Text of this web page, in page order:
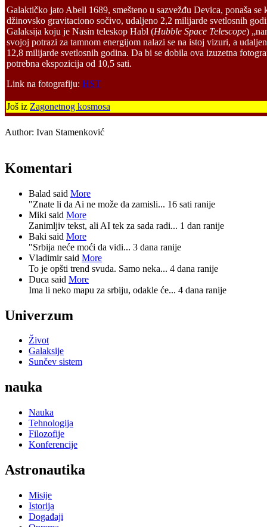
Galaktičko jato Abell 1689, smešteno u sazvežđu Devica, ponaša se
džinovsko gravitaciono sočivo, udaljeno 2,2 milijarde svetlosnih
Galaksija koju je Nasin teleskop Habl (Hubble Space Telescope)
svojoj potrazi za tamnom energijom nalazi se na istoj vizuri, a
12,8 milijarde svetlosnih godina. Da bi se dobila ova izuzetna
potrebna ekspozicija od 10,5 sati.
Link na fotografiju: HST
Još iz Zagonetnog kosmosa
Author: Ivan Stamenković
Komentari
Balad said More
"Znate li da Ai ne može da zamisli... 16 sati ranije
Miki said More
Zanimljiv tekst, ali AI tek za sada radi... 1 dan ranije
Baki said More
"Srbija neće moći da vidi... 3 dana ranije
Vladimir said More
To je opšti trend svuda. Samo neka... 4 dana ranije
Duca said More
Ima li neko mapu za srbiju, odakle će... 4 dana ranije
Univerzum
Život
Galaksije
Sunčev sistem
nauka
Nauka
Tehnologija
Filozofije
Konferencije
Astronautika
Misije
Istorija
Događaji